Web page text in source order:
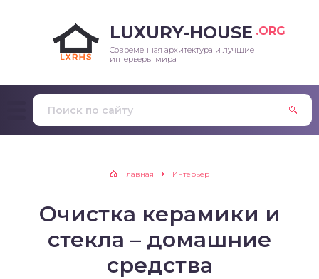
LUXURY-HOUSE .ORG
Современная архитектура и лучшие
интерьеры мира
Главная Интерьер
Очистка керамики и
стекла – домашние
средства